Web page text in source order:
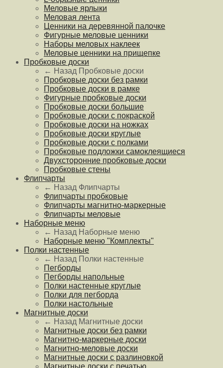
Меловые ярлыки
Меловая лента
Ценники на деревянной палочке
Фигурные меловые ценники
Наборы меловых наклеек
Меловые ценники на прищепке
Пробковые доски
← Назад Пробковые доски
Пробковые доски без рамки
Пробковые доски в рамке
Фигурные пробковые доски
Пробковые доски большие
Пробковые доски с покраской
Пробковые доски на ножках
Пробковые доски круглые
Пробковые доски с полками
Пробковые подложки самоклеящиеся
Двухсторонние пробковые доски
Пробковые стены
Флипчарты
← Назад Флипчарты
Флипчарты пробковые
Флипчарты магнитно-маркерные
Флипчарты меловые
Наборные меню
← Назад Наборные меню
Наборные меню "Комплекты"
Полки настенные
← Назад Полки настенные
Пегборды
Пегборды напольные
Полки настенные круглые
Полки для пегборда
Полки настольные
Магнитные доски
← Назад Магнитные доски
Магнитные доски без рамки
Магнитно-маркерные доски
Магнитно-меловые доски
Магнитные доски с разлиновкой
Магнитные доски с печатью